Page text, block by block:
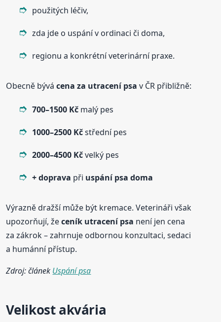
použitých léčiv,
zda jde o uspání v ordinaci či doma,
regionu a konkrétní veterinární praxe.
Obecně bývácena za utracení psa v ČR přibližně:
700–1500 Kč malý pes
1000–2500 Kčstřední pes
2000–4500 Kčvelký pes
+ doprava při uspání psa doma
Výrazně dražší může být kremace. Veterináři však
upozorňují, žeceník utracení psa není jen cena
za zákrok – zahrnuje odbornou konzultaci, sedaci
a humánní přístup.
Zdroj: článek Uspání psa
Velikost akvária